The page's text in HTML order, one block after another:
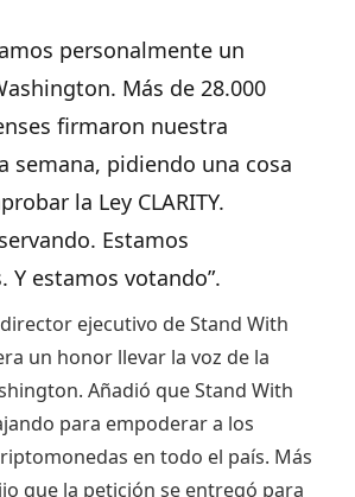
personalmente un
Más de 28.000
firmaron nuestra
semana, pidiendo una cosa
la Ley CLARITY.
Estamos
Y estamos votando”.
ejecutivo de Stand With
un honor llevar la voz de la
Añadió que Stand With
para empoderar a los
en todo el país. Más
que la petición se entregó para